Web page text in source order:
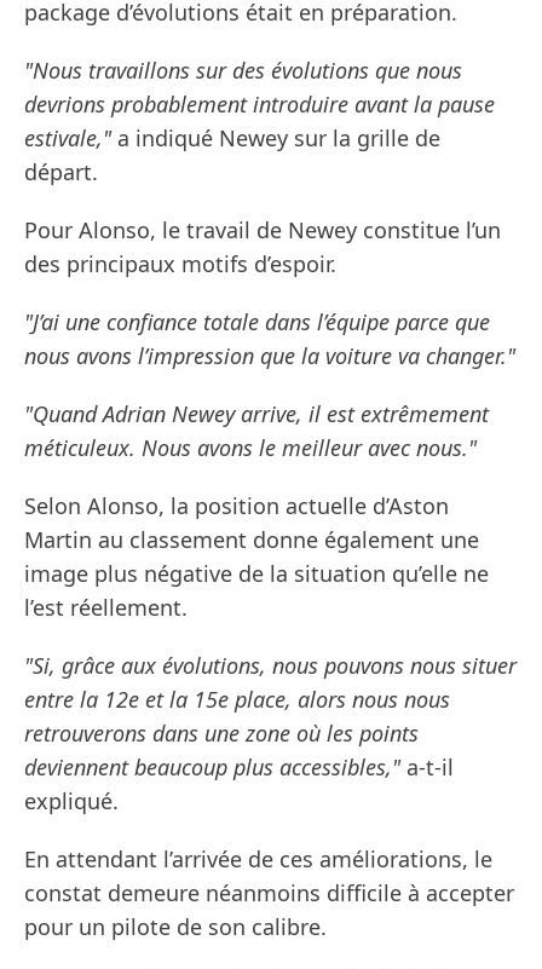
package d’évolutions était en préparation.
"Nous travaillons sur des évolutions que nous
devrions probablement introduire avant la pause
estivale,"a indiqué Newey sur la grille de
départ.
Pour Alonso, le travail de Newey constitue l’un
des principaux motifs d’espoir.
"J’ai une confiance totale dans l’équipe parce que
nous avons l’impression que la voiture va changer."
"Quand Adrian Newey arrive, il est extrêmement
méticuleux. Nous avons le meilleur avec nous."
Selon Alonso, la position actuelle d’Aston
Martin au classement donne également une
image plus négative de la situation qu’elle ne
l’est réellement.
"Si, grâce aux évolutions, nous pouvons nous situer
entre la 12e et la 15e place, alors nous nous
retrouverons dans une zone où les points
deviennent beaucoup plus accessibles,"a-t-il
expliqué.
En attendant l’arrivée de ces améliorations, le
constat demeure néanmoins difficile à accepter
pour un pilote de son calibre.